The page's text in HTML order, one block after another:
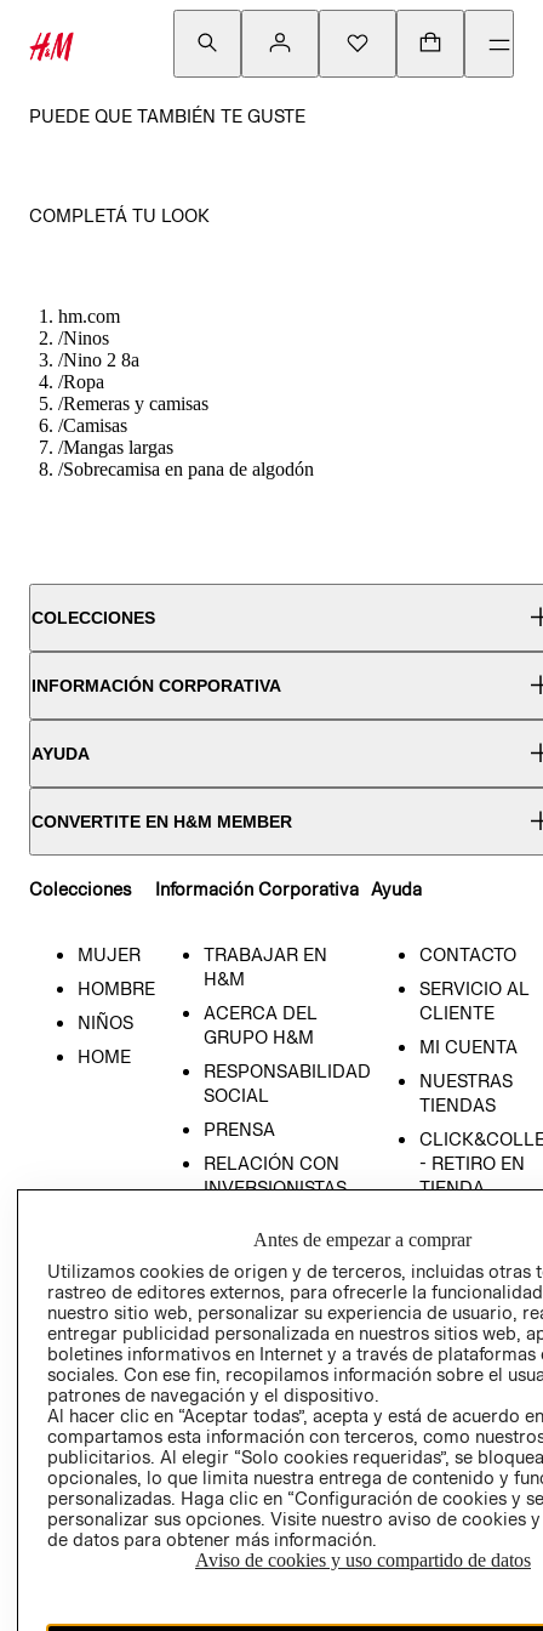
PUEDE QUE TAMBIÉN TE GUSTE
COMPLETÁ TU LOOK
hm.com
/Ninos
/Nino 2 8a
/Ropa
/Remeras y camisas
/Camisas
/Mangas largas
/Sobrecamisa en pana de algodón
COLECCIONES
INFORMACIÓN CORPORATIVA
AYUDA
CONVERTITE EN H&M MEMBER
Colecciones
MUJER
HOMBRE
NIÑOS
HOME
Información Corporativa
TRABAJAR EN
H&M
ACERCA DEL
GRUPO H&M
RESPONSABILIDAD
SOCIAL
PRENSA
RELACIÓN CON
INVERSIONISTAS
EMPRESARIAL
Ayuda
CONTACTO
SERVICIO AL
CLIENTE
MI CUENTA
NUESTRAS
TIENDAS
- RETIRO EN
TIENDA
CONDICIONES
AVISO DE
PRIVACIDAD
GIFT CARD
AVISO DE
Antes de empezar a comprar
Utilizamos cookies de origen y de terceros, incluidas otras
rastreo de editores externos, para ofrecerle la
nuestro sitio web, personalizar su experiencia de usuario,
entregar publicidad personalizada en nuestros sitios web,
boletines informativos en Internet y a través de plataformas
sociales. Con ese fin, recopilamos información sobre el
patrones de navegación y el dispositivo.
Al hacer clic en “Aceptar todas”, acepta y está de acuerdo
compartamos esta información con terceros, como
publicitarios. Al elegir “Solo cookies requeridas”, se
opcionales, lo que limita nuestra entrega de contenido y
personalizadas. Haga clic en “Configuración de cookies y
personalizar sus opciones. Visite nuestro aviso de cookies
de datos para obtener más información.
Aviso de cookies y uso compartido de datos